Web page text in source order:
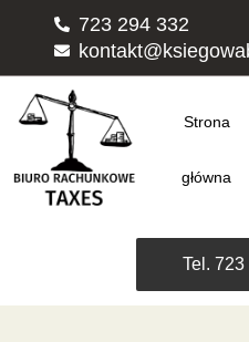
723 294 332
Strona
główna
Tel.